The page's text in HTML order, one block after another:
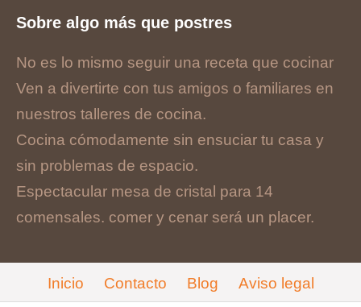
Sobre algo más que postres
No es lo mismo seguir una receta que cocinar
Ven a divertirte con tus amigos o familiares en
nuestros talleres de cocina.
Cocina cómodamente sin ensuciar tu casa y
sin problemas de espacio.
Espectacular mesa de cristal para 14
comensales. comer y cenar será un placer.
Inicio Contacto Blog
Aviso legal